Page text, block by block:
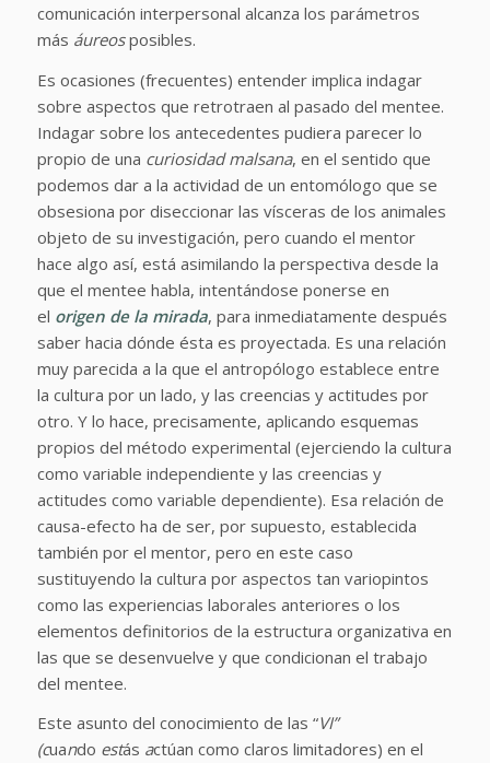
comunicación interpersonal alcanza los parámetros
más áureosposibles.
Es ocasiones (frecuentes) entender implica indagar
sobre aspectos que retrotraen al pasado del mentee.
Indagar sobre los antecedentes pudiera parecer lo
propio de una curiosidad malsana, en el sentido que
podemos dar a la actividad de un entomólogo que se
obsesiona por diseccionar las vísceras de los animales
objeto de su investigación, pero cuando el mentor
hace algo así, está asimilando la perspectiva desde la
que el mentee habla, intentándose ponerse en
el origen de la mirada, para inmediatamente después
saber hacia dónde ésta es proyectada. Es una relación
muy parecida a la que el antropólogo establece entre
la cultura por un lado, y las creencias y actitudes por
otro. Y lo hace, precisamente, aplicando esquemas
propios del método experimental (ejerciendo la cultura
como variable independiente y las creencias y
actitudes como variable dependiente). Esa relación de
causa-efecto ha de ser, por supuesto, establecida
también por el mentor, pero en este caso
sustituyendo la cultura por aspectos tan variopintos
como las experiencias laborales anteriores o los
elementos definitorios de la estructura organizativa en
las que se desenvuelve y que condicionan el trabajo
del mentee.
Este asunto del conocimiento de las “VI”
(cuando estás actúan como claros limitadores) en el